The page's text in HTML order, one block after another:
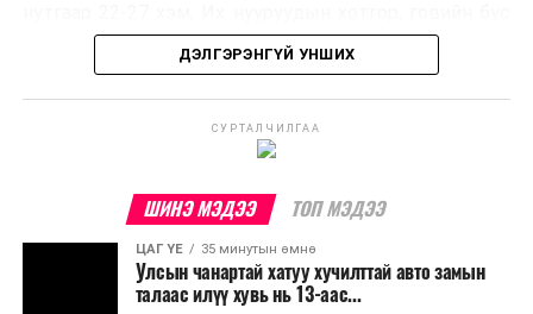
нутгийн өмнөд хэсгээр 34-39 хэм, бусад нутгаар 27-
32 хэм дулаан байна.
УЛААНБААТАР ХОТ ОРЧМООР:
үүлтэй. Бороо орохгүй. Салхи баруун
хойноос секундэд 4-9 метр. 27-29 хэм
дулаан байна.
БАГАНУУР ОРЧМООР:Багавтар үүлтэй.
Бороо орохгүй. Салхи баруун хойноос
ДЭЛГЭРЭНГҮЙ УНШИХ
СУРТАЛЧИЛГАА
ШИНЭ МЭДЭЭ ТОП МЭДЭЭ
ЦАГ ҮЕ 35 минутын өмнө
Улсын чанартай хатуу хучилттай авто замын
талаас илүү хувь нь 13-аас...